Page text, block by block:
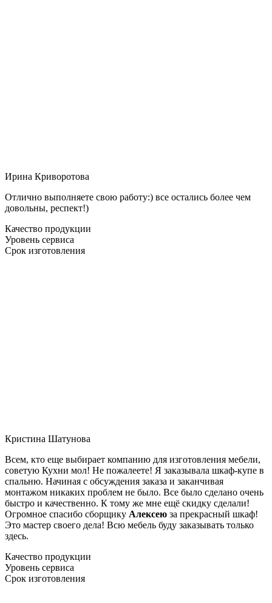
Ирина Криворотова
Отлично выполняете свою работу:) все остались более чем
довольны, респект!)
Качество продукции
Уровень сервиса
Срок изготовления
Кристина Шатунова
Всем, кто еще выбирает компанию для изготовления мебели,
советую Кухни мол! Не пожалеете! Я заказывала шкаф-купе в
спальню. Начиная с обсуждения заказа и заканчивая
монтажом никаких проблем не было. Все было сделано очень
быстро и качественно. К тому же мне ещё скидку сделали!
Огромное спасибо сборщику Алексею за прекрасный шкаф!
Это мастер своего дела! Всю мебель буду заказывать только
здесь.
Качество продукции
Уровень сервиса
Срок изготовления